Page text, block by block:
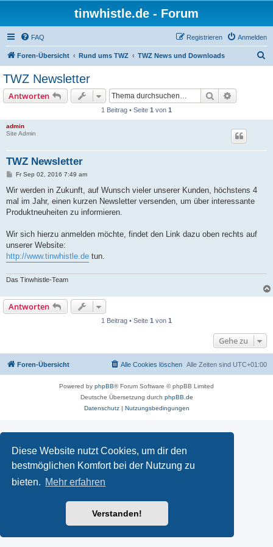
Diese Website nutzt Cookies, um dir den
bestmöglichen Komfort bei der Nutzung zu
bieten. Mehr erfahren
Verstanden!
tinwhistle.de - Forum
FAQ Anmelden
Registrieren
Foren-Übersicht Rund ums TWZ TWZ News und Downloads
TWZ Newsletter
Antworten Suche
1 Beitrag • Seite 1 von 1
admin
Site Admin
TWZ Newsletter
B
i
r
a
Fr Sep 02, 2016 7:49 am
Wir werden in Zukunft, auf Wunsch vieler unserer Kunden, höchstens 4
mal im Jahr, einen kurzen Newsletter versenden, um über interessante
Produktneuheiten zu informieren.
Wir sich hierzu anmelden möchte, findet den Link dazu oben rechts auf
unserer Website:
http://www.tinwhistle.de tun.
Das Tinwhistle-Team
Antworten
1 Beitrag • Seite 1 von 1
Gehe zu
Foren-Übersicht Alle Zeiten sind UTC+01:00
Alle Cookies löschen
Powered by phpBB® Forum Software © phpBB Limited
Deutsche Übersetzung durch phpBB.de
Datenschutz| Nutzungsbedingungen